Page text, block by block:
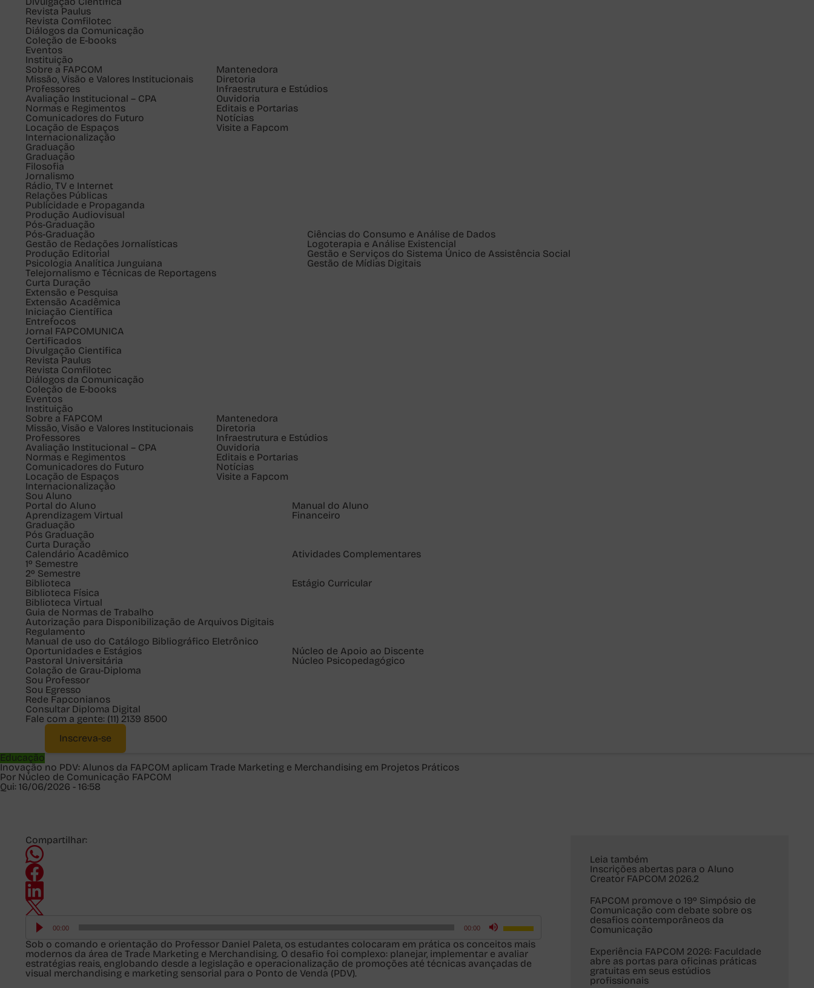
Revista Paulus
Revista Comfilotec
Diálogos da Comunicação
Coleção de E-books
Eventos
Instituição
Sobre a FAPCOM
Mantenedora
Missão, Visão e Valores Institucionais
Diretoria
Professores
Infraestrutura e Estúdios
Avaliação Institucional – CPA
Ouvidoria
Normas e Regimentos
Editais e Portarias
Comunicadores do Futuro
Notícias
Locação de Espaços
Visite a Fapcom
Internacionalização
Graduação
Graduação
Filosofia
Jornalismo
Rádio, TV e Internet
Relações Públicas
Publicidade e Propaganda
Produção Audiovisual
Pós-Graduação
Pós-Graduação
Ciências do Consumo e Análise de Dados
Gestão de Redações Jornalísticas
Logoterapia e Análise Existencial
Produção Editorial
Gestão e Serviços do Sistema Único de Assistência Social
Psicologia Analítica Junguiana
Gestão de Mídias Digitais
Telejornalismo e Técnicas de Reportagens
Curta Duração
Extensão e Pesquisa
Extensão Acadêmica
Iniciação Científica
Entrefocos
Jornal FAPCOMUNICA
Certificados
Divulgação Cientifica
Revista Paulus
Revista Comfilotec
Diálogos da Comunicação
Coleção de E-books
Eventos
Instituição
Sobre a FAPCOM
Mantenedora
Missão, Visão e Valores Institucionais
Diretoria
Professores
Infraestrutura e Estúdios
Avaliação Institucional – CPA
Ouvidoria
Normas e Regimentos
Editais e Portarias
Comunicadores do Futuro
Notícias
Locação de Espaços
Visite a Fapcom
Internacionalização
Sou Aluno
Portal do Aluno
Manual do Aluno
Aprendizagem Virtual
Graduação
Pós Graduação
Curta Duração
Financeiro
Calendário Acadêmico
1º Semestre
2º Semestre
Atividades Complementares
Biblioteca
Biblioteca Física
Biblioteca Virtual
Guia de Normas de Trabalho
Autorização para Disponibilização de Arquivos Digitais
Regulamento
Manual de uso do Catálogo Bibliográfico Eletrônico
Estágio Curricular
Oportunidades e Estágios
Núcleo de Apoio ao Discente
Pastoral Universitária
Núcleo Psicopedagógico
Colação de Grau-Diploma
Sou Professor
Sou Egresso
Rede Fapconianos
Consultar Diploma Digital
Fale com a gente: (11) 2139 8500
Inscreva-se
Educação
Inovação no PDV: Alunos da FAPCOM aplicam Trade Marketing e Merchandising em Projetos Práticos
Por Núcleo de Comunicação FAPCOM
Qui: 16/06/2026 - 16:58
Compartilhar:
Tocador
áudio
00:00 00:00
as
setas
para
cima
ou
Sob o comando e orientação do Professor Daniel Paleta, os estudantes colocaram em prática os conceitos mais
modernos da área de Trade Marketing e Merchandising. O desafio foi complexo: planejar, implementar e avaliar
estratégias reais, englobando desde a legislação e operacionalização de promoções até técnicas avançadas de
visual merchandising e marketing sensorial para o Ponto de Venda (PDV).
Leia também
Inscrições abertas para o Aluno
Creator FAPCOM 2026.2
FAPCOM promove o 19º Simpósio de
Comunicação com debate sobre os
desafios contemporâneos da
Comunicação
Experiência FAPCOM 2026: Faculdade
abre as portas para oficinas práticas
gratuitas em seus estúdios
profissionais